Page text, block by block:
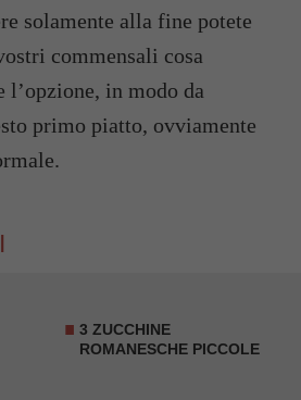
solamente alla fine potete
commensali cosa
l’opzione, in modo da
primo piatto, ovviamente
3 ZUCCHINE
ROMANESCHE PICCOLE